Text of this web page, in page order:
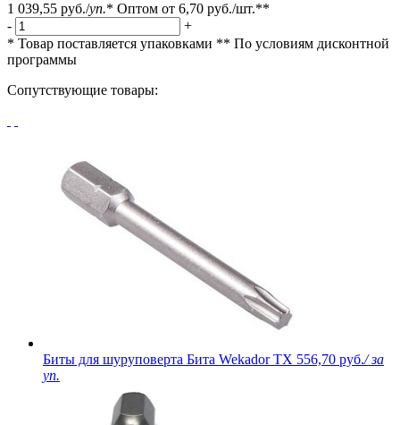
1 039,55 руб./уп.* Оптом от 6,70 руб./шт.**
-
+
* Товар поставляется упаковками ** По условиям дисконтной
программы
Сопутствующие товары:
Биты для шуруповерта Бита Wekador TX 556,70 руб./ за
уп.